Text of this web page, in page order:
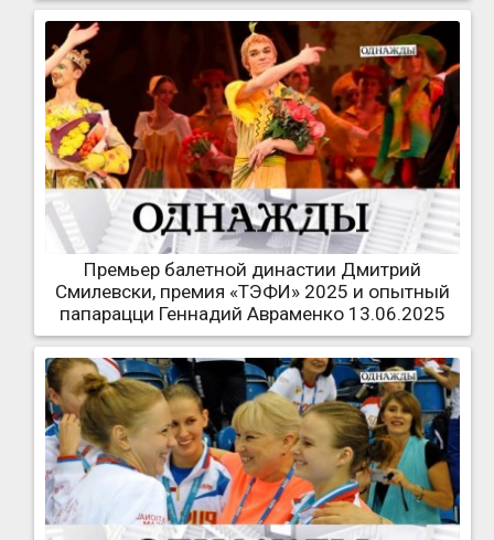
Премьер балетной династии Дмитрий
Смилевски, премия «ТЭФИ» 2025 и опытный
папарацци Геннадий Авраменко 13.06.2025